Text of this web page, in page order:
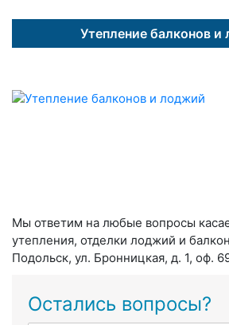
Утепление балконов
Мы ответим на любые вопросы
утепления, отделки лоджий и
Подольск, ул. Бронницкая, д. 1, оф.
Остались вопросы?